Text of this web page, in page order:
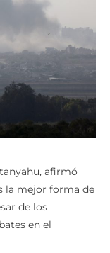
afirmó
la mejor forma de
de los
en el